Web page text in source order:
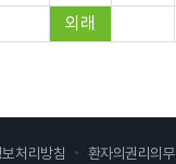
외래
처리방침
환자의권리의무